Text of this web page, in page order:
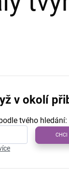
v okolí
tvého hledání:
CHCI